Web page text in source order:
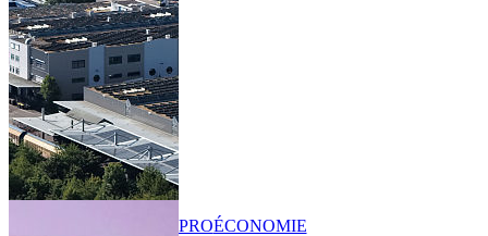
PROÉCONOMIE